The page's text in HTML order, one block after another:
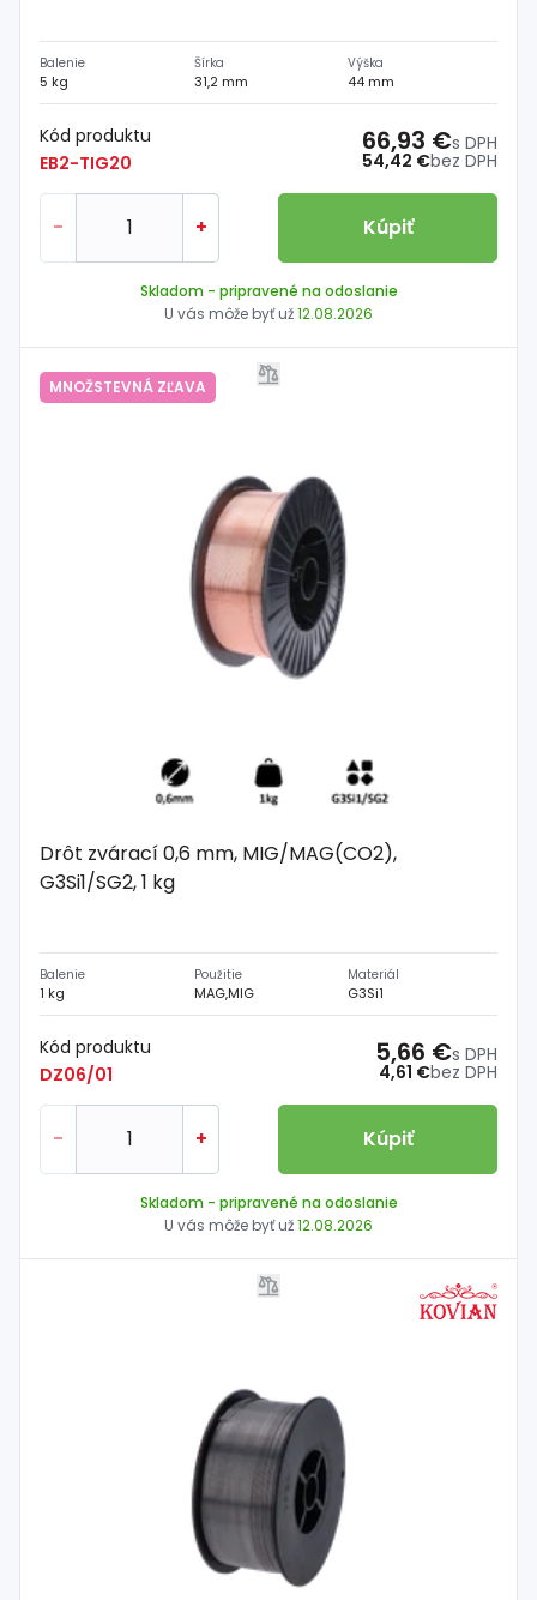
Balenie
5 kg
Šírka
31,2 mm
Výška
44 mm
Kód produktu
EB2-TIG20
54,42 €bez DPH
66,93 €s DPH
- + Kúpiť
Skladom - pripravené na odoslanie
U vás môže byť už12.08.2026
MNOŽSTEVNÁ ZĽAVA
Drôt zvárací 0,6 mm, MIG/MAG(CO2),
G3Si1/SG2, 1 kg
Balenie
1 kg
Použitie
MAG,MIG
Materiál
G3Si1
Kód produktu
DZ06/01
4,61 €bez DPH
5,66 €s DPH
- + Kúpiť
Skladom - pripravené na odoslanie
U vás môže byť už12.08.2026